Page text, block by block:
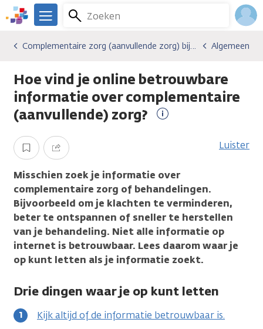
Overslaan
en
gaan
We
er
je.
Kanker.nl
Zoeken
Menu
Gevolgen van kanker
Complementaire zorg (aanvullende zorg) bij kanker
Algemeen
Complementaire zorg (aanvullende zorg) bij kankerAlgemeen
Hoe vind je online betrouwbare
informatie over complementaire
(aanvullende) zorg?
Opslaan Delen Luister
Misschien zoek je informatie over
complementaire zorg of behandelingen.
Bijvoorbeeld om je klachten te verminderen,
beter te ontspannen of sneller te herstellen
van je behandeling. Niet alle informatie op
internet is betrouwbaar. Lees daarom waar je
op kunt letten als je informatie zoekt.
Drie dingen waar je op kunt letten
Kijk altijd of de informatie betrouwbaar is.